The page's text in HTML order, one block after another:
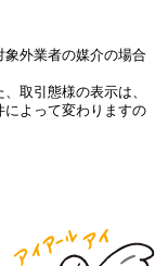
外業者の媒介の場合
取引態様の表示は、
によって変わりますの